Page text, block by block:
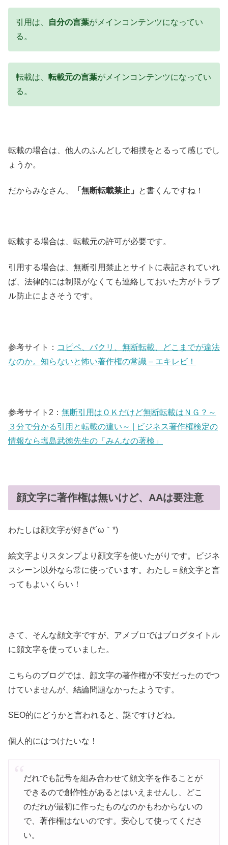
引用は、 自分の言葉がメインコンテンツになってい
る。
転載は、 転載元の言葉がメインコンテンツになってい
る。
転載の場合は、他人のふんどしで相撲をとるって感じでし
ょうか。
だからみなさん、 「無断転載禁止」 と書くんですね！
転載する場合は、転載元の許可が必要です。
引用する場合は、無断引用禁止とサイトに表記されていれ
ば、法律的には制限がなくても連絡しておいた方がトラブ
ル防止によさそうです。
参考サイト： コピペ、パクリ、無断転載、どこまでが違法
なのか。知らないと怖い著作権の常識 – エキレビ！
参考サイト2： 無断引用はＯＫだけど無断転載はＮＧ？～
３分で分かる引用と転載の違い～ | ビジネス著作権検定の
情報なら塩島武徳先生の「みんなの著検」
顔文字に著作権は無いけど、AAは要注意
わたしは顔文字が好き(*´ω｀*)
絵文字よりスタンプより顔文字を使いたがりです。ビジネ
スシーン以外なら常に使っています。わたし＝顔文字と言
ってもよいくらい！
さて、そんな顔文字ですが、アメブロではブログタイトル
に顔文字を使っていました。
こちらのブログでは、顔文字の著作権が不安だったのでつ
けていませんが、結論問題なかったようです。
SEO的にどうかと言われると、謎ですけどね。
個人的にはつけたいな！
だれでも記号を組み合わせて顔文字を作ることが
できるので創作性があるとはいえませんし、どこ
のだれが最初に作ったものなのかもわからないの
で、著作権はないのです。安心して使ってくださ
い。